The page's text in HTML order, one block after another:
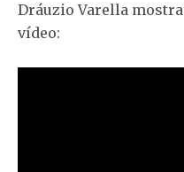
Dráuzio Varella
vídeo: